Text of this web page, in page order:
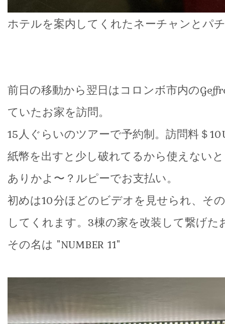
ホテルを案内してくれたネーチャンとパ
前日の移動から翌日はコロンボ市内の
ていたお家を訪問。
15人ぐらいのツアーで予約制。訪問料＄
紙幣を出すと少し破れてるから使えない
ありかよ〜？ルピーでお支払い。
初めは10分ほどのビデオを見せられ、そ
してくれます。3棟の家を改装して繋げた
その名は "NUMBER 11"